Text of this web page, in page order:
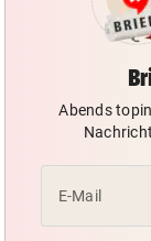
Abends
E-Mail